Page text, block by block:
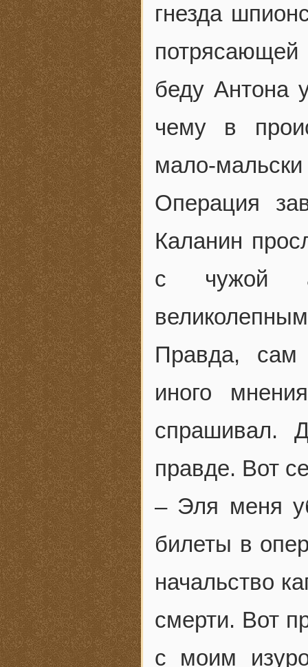
гнезда
потрясающей
беду Антона
чему в
мало-
Операция
Каланин
с чужой
Правда, сам
иного
спрашивал.
правде. Вот
– Эля меня
билеты в
начальство
смерти. Вот
с моим